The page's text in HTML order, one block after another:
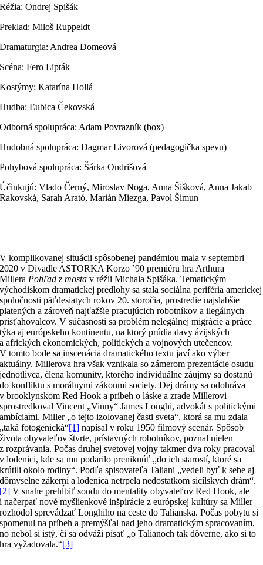
Réžia: Ondrej Spišák
Preklad: Miloš Ruppeldt
Dramaturgia: Andrea Domeová
Scéna: Fero Lipták
Kostýmy: Katarína Hollá
Hudba: Ľubica Čekovská
Odborná spolupráca: Adam Povrazník (box)
Hudobná spolupráca: Dagmar Livorová (pedagogička spevu)
Pohybová spolupráca: Šárka Ondrišová
Účinkujú: Vlado Černý, Miroslav Noga, Anna Šišková, Anna Jakab
Rakovská, Sarah Arató, Marián Miezga, Pavol Šimun
V komplikovanej situácii spôsobenej pandémiou mala v septembri
2020 v Divadle ASTORKA Korzo ’90 premiéru hra Arthura
Millera Pohľad z mosta v réžii Michala Spišáka. Tematickým
východiskom dramatickej predlohy sa stala sociálna periféria americkej
spoločnosti päťdesiatych rokov 20. storočia, prostredie najslabšie
platených a zároveň najťažšie pracujúcich robotníkov a ilegálnych
prisťahovalcov. V súčasnosti sa problém nelegálnej migrácie a práce
týka aj európskeho kontinentu, na ktorý prúdia davy ázijských
a afrických ekonomických, politických a vojnových utečencov.
V tomto bode sa inscenácia dramatického textu javí ako výber
aktuálny. Millerova hra však vznikala so zámerom prezentácie osudu
jednotlivca, člena komunity, ktorého individuálne záujmy sa dostanú
do konfliktu s morálnymi zákonmi society. Dej drámy sa odohráva
v brooklynskom Red Hook a príbeh o láske a zrade Millerovi
sprostredkoval Vincent „Vinny“ James Longhi, advokát s politickými
ambíciami. Miller „o tejto izolovanej časti sveta“, ktorá sa mu zdala
„taká fotogenická“[1] napísal v roku 1950 filmový scenár. Spôsob
života obyvateľov štvrte, prístavných robotníkov, poznal nielen
z rozprávania. Počas druhej svetovej vojny takmer dva roky pracoval
v lodenici, kde sa mu podarilo preniknúť „do ich starostí, ktoré sa
krútili okolo rodiny“. Podľa spisovateľa Taliani „vedeli byť k sebe aj
dômyselne zákerní a lodenica netrpela nedostatkom sicílskych drám“.
[2] V snahe prehĺbiť sondu do mentality obyvateľov Red Hook, ale
i načerpať nové myšlienkové inšpirácie z európskej kultúry sa Miller
rozhodol sprevádzať Longhiho na ceste do Talianska. Počas pobytu si
spomenul na príbeh a premýšľal nad jeho dramatickým spracovaním,
no nebol si istý, či sa odváži písať „o Talianoch tak dôverne, ako si to
hra vyžadovala.“[3]